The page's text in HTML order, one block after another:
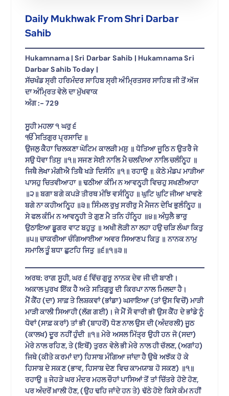
Daily Mukhwak From Shri Darbar
Sahib
Hukamnama | Sri Darbar Sahib | Hukamnama Sri
Darbar Sahib Today |
ਸੱਚਖੰਡ ਸ੍ਰੀ ਹਰਿਮੰਦਰ ਸਾਹਿਬ ਸ੍ਰੀ ਅੰਮ੍ਰਿਤਸਰ ਸਾਹਿਬ ਜੀ ਤੋਂ ਅੱਜ
ਦਾ ਅੰਮ੍ਰਿਤ ਵੇਲੇ ਦਾ ਮੁੱਖਵਾਕ
ਅੰਗ :- 729
ਸੂਹੀ ਮਹਲਾ ੧ ਘਰੁ ੬
ੴ ਸਤਿਗੁਰ ਪ੍ਰਸਾਦਿ ॥
ਉਜਲੁ ਕੈਹਾ ਚਿਲਕਣਾ ਘੋਟਿਮ ਕਾਲੜੀ ਮਸੁ ॥ ਧੋਤਿਆ ਜੂਠਿ ਨ ਉਤਰੈ ਜੇ
ਸਉ ਧੋਵਾ ਤਿਸੁ ॥੧॥ ਸਜਣ ਸੇਈ ਨਾਲਿ ਮੈ ਚਲਦਿਆ ਨਾਲਿ ਚਲੰਨ੍ਹ੍ਹਿ ॥
ਜਿਥੈ ਲੇਖਾ ਮੰਗੀਐ ਤਿਥੈ ਖੜੇ ਦਿਸੰਨਿ ॥੧॥ ਰਹਾਉ ॥ ਕੋਠੇ ਮੰਡਪ ਮਾੜੀਆ
ਪਾਸਹੁ ਚਿਤਵੀਆਹਾ ॥ ਢਠੀਆ ਕੰਮਿ ਨ ਆਵਨ੍ਹ੍ਹੀ ਵਿਚਹੁ ਸਖਣੀਆਹਾ
॥੨॥ ਬਗਾ ਬਗੇ ਕਪੜੇ ਤੀਰਥ ਮੰਝਿ ਵਸੰਨ੍ਹ੍ਹਿ ॥ ਘੁਟਿ ਘੁਟਿ ਜੀਆ ਖਾਵਣੇ
ਬਗੇ ਨਾ ਕਹੀਅਨ੍ਹ੍ਹਿ ॥੩॥ ਸਿੰਮਲ ਰੁਖੁ ਸਰੀਰੁ ਮੈ ਮੈਜਨ ਦੇਖਿ ਭੁਲੰਨ੍ਹ੍ਹਿ ॥
ਸੇ ਫਲ ਕੰਮਿ ਨ ਆਵਨ੍ਹ੍ਹੀ ਤੇ ਗੁਣ ਮੈ ਤਨਿ ਹੰਨ੍ਹ੍ਹਿ ॥੪॥ ਅੰਧੁਲੈ ਭਾਰੁ
ਉਠਾਇਆ ਡੂਗਰ ਵਾਟ ਬਹੁਤੁ ॥ ਅਖੀ ਲੋੜੀ ਨਾ ਲਹਾ ਹਉ ਚੜਿ ਲੰਘਾ ਕਿਤੁ
॥੫॥ ਚਾਕਰੀਆ ਚੰਗਿਆਈਆ ਅਵਰ ਸਿਆਣਪ ਕਿਤੁ ॥ ਨਾਨਕ ਨਾਮੁ
ਸਮਾਲਿ ਤੂੰ ਬਧਾ ਛੁਟਹਿ ਜਿਤੁ ॥੬॥੧॥੩॥
ਅਰਥ: ਰਾਗ ਸੂਹੀ, ਘਰ ੬ ਵਿੱਚ ਗੁਰੂ ਨਾਨਕ ਦੇਵ ਜੀ ਦੀ ਬਾਣੀ।
ਅਕਾਲ ਪੁਰਖ ਇੱਕ ਹੈ ਅਤੇ ਸਤਿਗੁਰੂ ਦੀ ਕਿਰਪਾ ਨਾਲ ਮਿਲਦਾ ਹੈ।
ਮੈਂ ਕੈਂਹ (ਦਾ) ਸਾਫ਼ ਤੇ ਲਿਸ਼ਕਵਾਂ (ਭਾਂਡਾ) ਘਸਾਇਆ (ਤਾਂ ਉਸ ਵਿਚੋਂ) ਮਾੜੀ
ਮਾੜੀ ਕਾਲੀ ਸਿਆਹੀ (ਲੱਗ ਗਈ)। ਜੇ ਮੈਂ ਸੌ ਵਾਰੀ ਭੀ ਉਸ ਕੈਂਹ ਦੇ ਭਾਂਡੇ ਨੂੰ
ਧੋਵਾਂ (ਸਾਫ਼ ਕਰਾਂ) ਤਾਂ ਭੀ (ਬਾਹਰੋਂ) ਧੋਣ ਨਾਲ ਉਸ ਦੀ (ਅੰਦਰਲੀ) ਜੂਠ
(ਕਾਲਖ) ਦੂਰ ਨਹੀਂ ਹੁੰਦੀ ॥੧॥ ਮੇਰੇ ਅਸਲ ਮਿੱਤ੍ਰ ਉਹੀ ਹਨ ਜੋ (ਸਦਾ)
ਮੇਰੇ ਨਾਲ ਰਹਿਣ, ਤੇ (ਇਥੋਂ) ਤੁਰਨ ਵੇਲੇ ਭੀ ਮੇਰੇ ਨਾਲ ਹੀ ਚੱਲਣ, (ਅਗਾਂਹ)
ਜਿਥੇ (ਕੀਤੇ ਕਰਮਾਂ ਦਾ) ਹਿਸਾਬ ਮੰਗਿਆ ਜਾਂਦਾ ਹੈ ਉਥੇ ਅਝੱਕ ਹੋ ਕੇ
ਹਿਸਾਬ ਦੇ ਸਕਣ (ਭਾਵ, ਹਿਸਾਬ ਦੇਣ ਵਿਚ ਕਾਮਯਾਬ ਹੋ ਸਕਣ) ॥੧॥
ਰਹਾਉ ॥ ਜੇਹੜੇ ਘਰ ਮੰਦਰ ਮਹਲ ਚੌਹਾਂ ਪਾਸਿਆਂ ਤੋਂ ਤਾਂ ਚਿੱਤਰੇ ਹੋਏ ਹੋਣ,
ਪਰ ਅੰਦਰੋਂ ਖ਼ਾਲੀ ਹੋਣ, (ਉਹ ਢਹਿ ਜਾਂਦੇ ਹਨ ਤੇ) ਢੱਠੇ ਹੋਏ ਕਿਸੇ ਕੰਮ ਨਹੀਂ